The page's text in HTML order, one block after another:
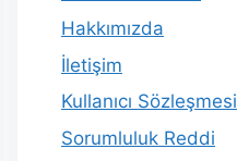
Hakkımızda
İletişim
Kullanıcı Sözleşmesi
Sorumluluk Reddi